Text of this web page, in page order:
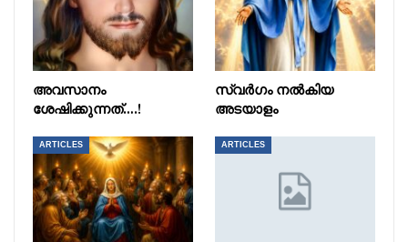
അവസാനം
ശേഷിക്കുന്നത്….!
സ്വർഗം നൽകിയ
അടയാളം
ARTICLES ARTICLES